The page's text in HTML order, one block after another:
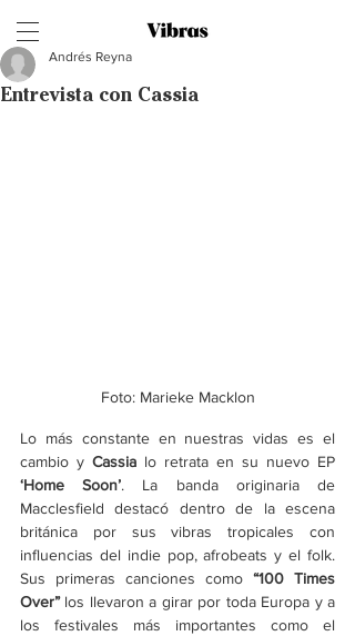
Entrevista con Cassia
Andrés Reyna
Foto: Marieke Macklon
Lo más constante en nuestras vidas es el
cambio y Cassia
‘Home Soon’. La banda originaria de
Macclesfield destacó dentro de la escena
británica por sus vibras tropicales con
influencias del indie pop, afrobeats y el folk.
Sus primeras canciones como “100 Times
Over” los llevaron a girar por toda Europa y a